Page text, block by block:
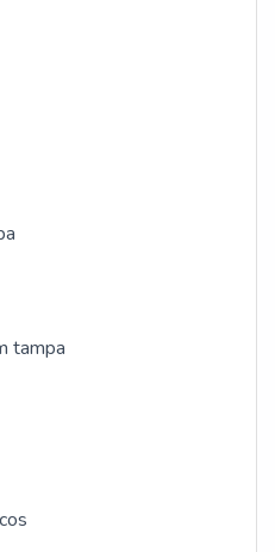
melhores profissionais
são os maiores
apontada de forma
dos clientes de
tampa